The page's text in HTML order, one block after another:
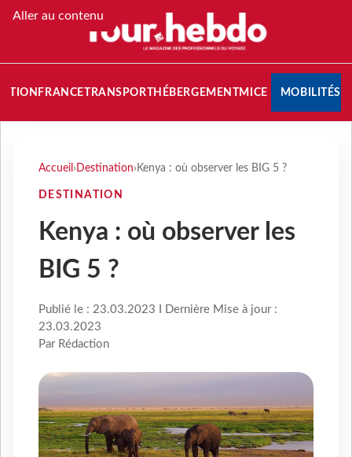
Aller au contenu
FRANCETRANSPORT HÉBERGEMENTMICE MOBILITÉS
Accueil › Destination› Kenya : où observer les BIG 5 ?
DESTINATION
Kenya : où observer les
BIG 5 ?
Publié le : 23.03.2023 I Dernière Mise à jour :
23.03.2023
Par Rédaction